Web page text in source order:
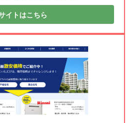
イトはこちら